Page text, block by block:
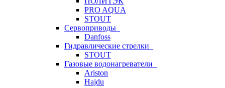
PRO AQUA
STOUT
Сервоприводы
Danfoss
Гидравлические стрелки
STOUT
Газовые водонагреватели
Ariston
Hajdu